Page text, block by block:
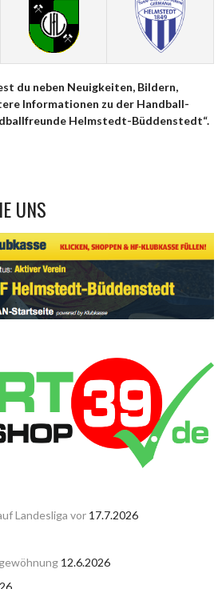
du neben Neuigkeiten, Bildern,
Informationen zu der Handball-
Helmstedt-Büddenstedt“.
UNS
Landesliga vor 17.7.2026
12.6.2026